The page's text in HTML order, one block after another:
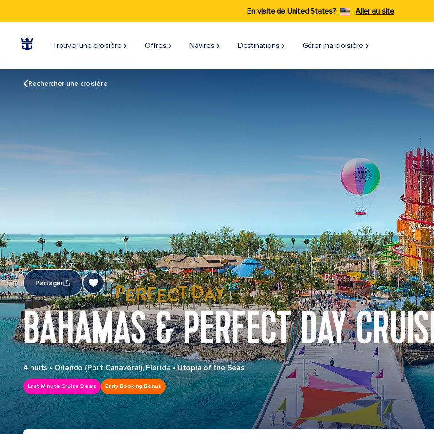
En visite de United States? Aller au site
Trouver une croisière Offres Navires Destinations Gérer ma croisière​
Rechercher une croisière
Partager
BAHAMAS & PERFECT DAY
4 nuits•Orlando (Port Canaveral), Florida•Utopia of the Seas
Last Minute Cruise Deals Early Booking Bonus